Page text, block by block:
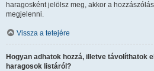
haragosként jelölsz meg, akkor a
megjelenni.
Vissza a tetejére
Hogyan adhatok hozzá, illetve távolíthatok
haragosok listáról?